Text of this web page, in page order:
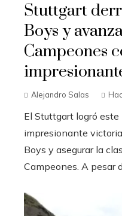
Stuttgart
Boys y
Campeones
Alejandro Salas
El Stuttgart logró este
impresionante
Boys y asegurar la
Campeones. A pesar